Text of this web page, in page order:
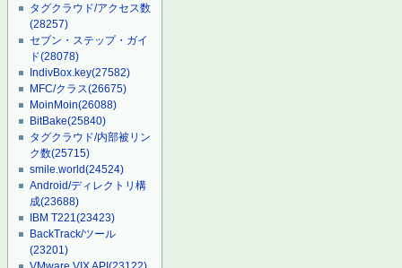
タグクラウド/アクセス数
(28257)
セブン・ステップ・ガイ
ド(28078)
IndivBox.key(27582)
MFC/クラス(26675)
MoinMoin(26088)
BitBake(25840)
タグクラウド/内部被リン
ク数(25715)
smile.world(24524)
Android/ディレクトリ構
成(23688)
IBM T221(23423)
BackTrack/ツール
(23201)